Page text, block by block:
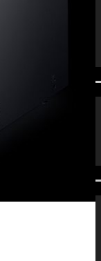
過整合及優
時程內。他
程式一樣，
果，加上八
問題。